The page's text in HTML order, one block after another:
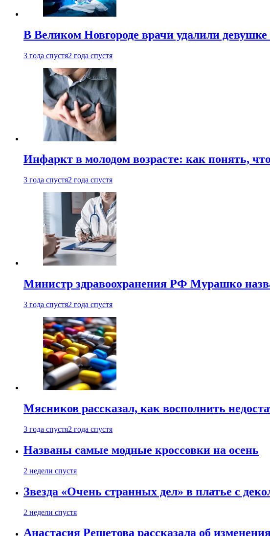
В Великом Новгороде врачи удалили
3 года спустя2 года спустя
Инфаркт в молодом возрасте: как понять,
3 года спустя2 года спустя
Министр здравоохранения РФ Мурашко
3 года спустя2 года спустя
Мясников рассказал, как восполнить
3 года спустя2 года спустя
Названы самые модные кроссовки на осень
2 недели спустя
Звезда «Очень странных дел» в платье с
2 недели спустя
Анастасия Решетова рассказала об